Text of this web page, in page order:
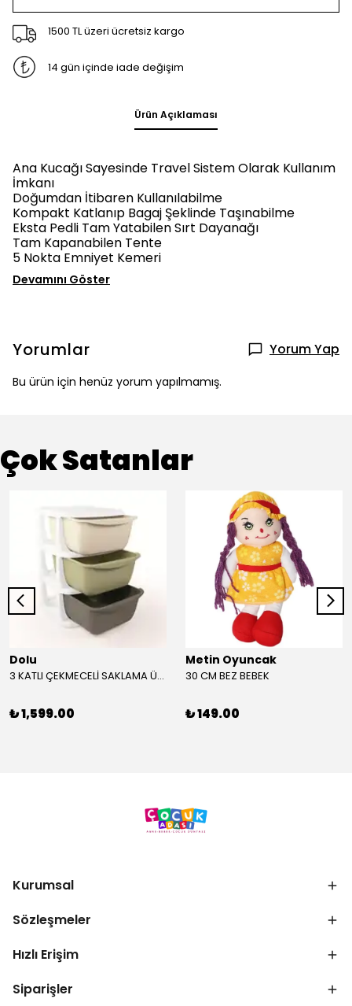
1500 TL üzeri ücretsiz kargo
14 gün içinde iade değişim
Ürün Açıklaması
Ana Kucağı Sayesinde Travel Sistem Olarak Kullanım
İmkanı
Doğumdan İtibaren Kullanılabilme
Kompakt Katlanıp Bagaj Şeklinde Taşınabilme
Eksta Pedli Tam Yatabilen Sırt Dayanağı
Tam Kapanabilen Tente
5 Nokta Emniyet Kemeri
Devamını Göster
Yorumlar Yorum Yap
Bu ürün için henüz yorum yapılmamış.
Çok Satanlar
Dolu
3 KATLI ÇEKMECELİ SAKLAMA ÜNİTESİ
₺ 1,599.00
Metin Oyuncak
30 CM BEZ BEBEK
₺ 149.00
Kurumsal
Sözleşmeler
Hızlı Erişim
Siparişler